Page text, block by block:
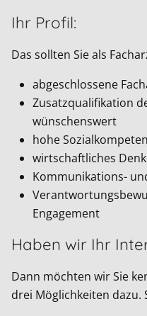
Ihr Profil:
Das sollten Sie als
abgeschlossene
Zusatzqualifikation
wünschenswert
hohe
wirtschaftliches
Kommunikations-
Engagement
Haben wir Ihr
Dann möchten wir Sie
drei Möglichkeiten dazu.